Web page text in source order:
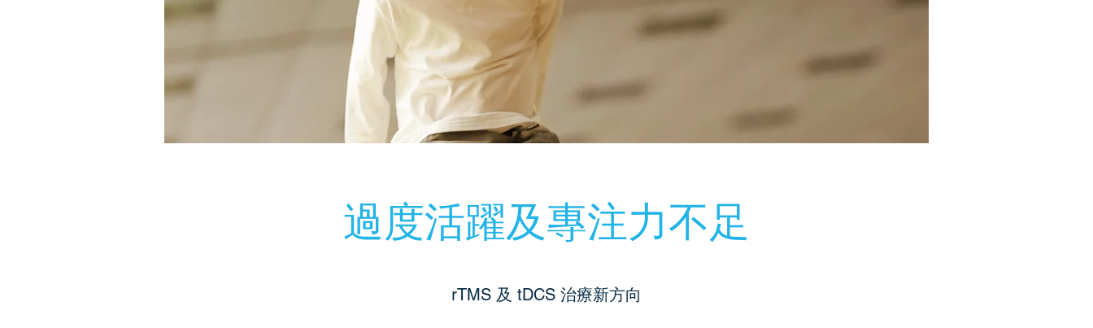
過度活躍及專注力不足
rTMS 及 tDCS 治療新方向